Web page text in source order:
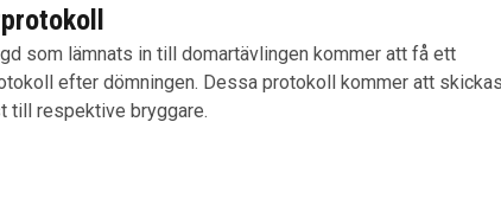
som lämnats in till domartävlingen kommer att få ett
efter dömningen. Dessa protokoll kommer att
till respektive bryggare.